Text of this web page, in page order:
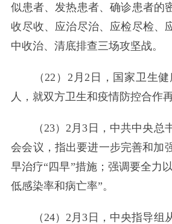
似患者、发热患者、确诊患者的
收尽收、应治尽治、应检尽检、
中收治、清底排查三场攻坚战。
（22）2月2日，国家卫生健
人，就双方卫生和疫情防控合作
（23）2月3日，中共中央总
会会议，指出要进一步完善和加
早治疗“四早”措施；强调要全力
低感染率和病亡率”。
（24）2月3日，中央指导组